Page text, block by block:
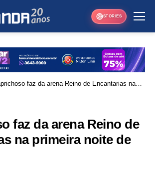
STORIES
faz da arena Reino de Encantarias na
faz da arena Reino de
na primeira noite de